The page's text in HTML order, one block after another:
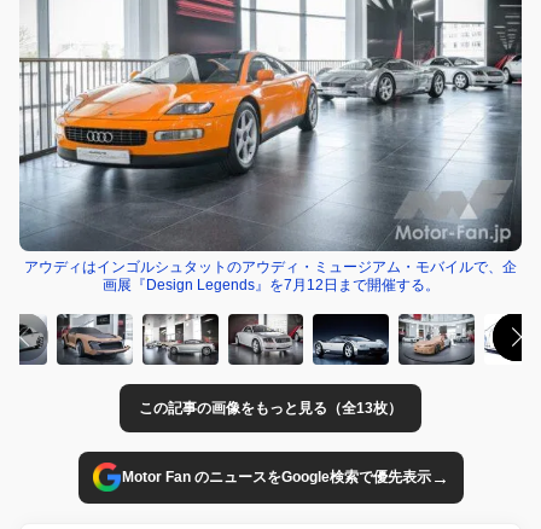
アウディはインゴルシュタットのアウディ・ミュージアム・モバイルで、企
画展『Design Legends』を7月12日まで開催する。
この記事の画像をもっと見る（全13枚）
Motor Fan のニュースをGoogle検索で優先表示→